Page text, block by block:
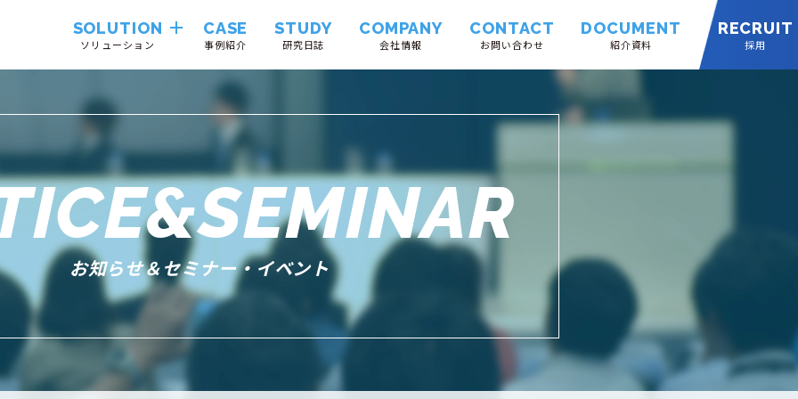
SOLUTION
ソリューション
Hinemos
VendorTrustLink
System
Integration
Cloudii
CASE
事例紹介
STUDY
研究日誌
COMPANY
会社情報
CONTACT
お問い合わせ
DOCUMENT
紹介資料
RECRUIT
採用
お知らせ＆セミナー・イベント